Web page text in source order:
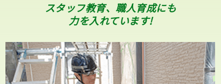
スタッフ教育、職人育成にも
力を入れています!